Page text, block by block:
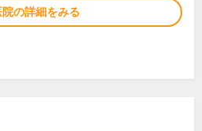
院の詳細をみる